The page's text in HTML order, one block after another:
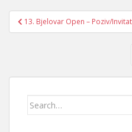
Navigacija
objava
13. Bjelovar Open – Poziv/
Search